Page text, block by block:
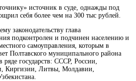
источник в суде, однажды под
себя более чем на 300 тыс рублей.
законодательству глава
подконтролен и подчинен населению и
самоуправления, которым в
Полтавского муниципального района
ряде государств: СССР, России,
Киргизии, Литвы, Молдавии,